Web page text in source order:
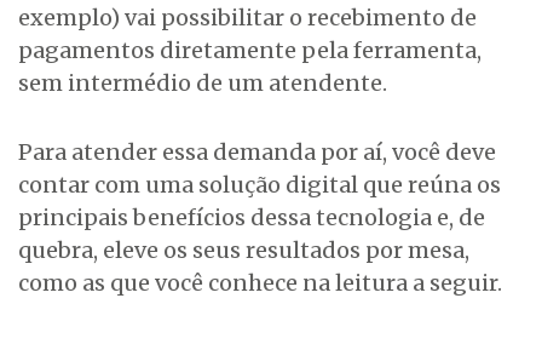
exemplo) vai possibilitar o recebimento de
pagamentos diretamente pela ferramenta,
sem intermédio de um atendente.
Para atender essa demanda por aí, você deve
contar com uma solução digital que reúna os
principais benefícios dessa tecnologia e, de
quebra, eleve os seus resultados por mesa,
como as que você conhece na leitura a seguir.